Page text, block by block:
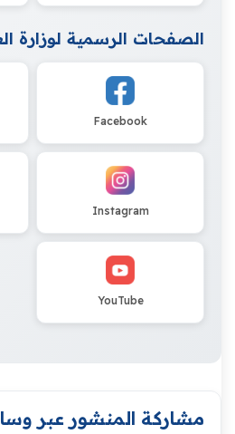
الصفحات الرسمية لوزارة
Facebook
Instagram
YouTube
مشاركة المنشور عبر